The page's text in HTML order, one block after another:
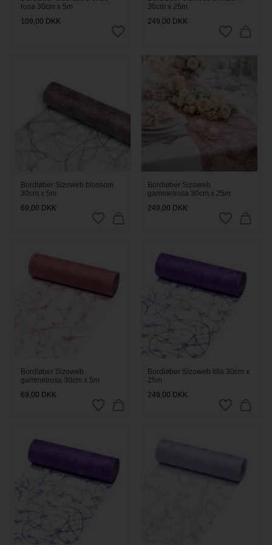
rosa 30cm x 5m
109,00 DKK
30cm x 25m
249,00 DKK
Bordløber Sizoweb blossom
30cm x 5m
69,00 DKK
Bordløber Sizoweb
gammelrosa 30cm x 25m
249,00 DKK
Bordløber Sizoweb
gammelrosa 30cm x 5m
69,00 DKK
Bordløber Sizoweb lilla 30cm x
25m
249,00 DKK